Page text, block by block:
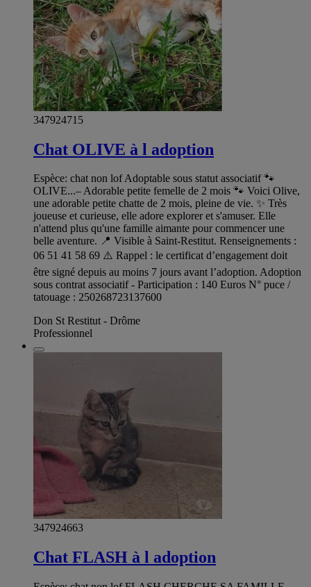
347924715
Chat OLIVE à l adoption
Espèce: chat non lof Adoptable sous statut associatif 🐾
OLIVE...– Adorable petite femelle de 2 mois 🐾 Voici Olive,
une adorable petite chatte de 2 mois, pleine de vie. ✨ Très
joueuse et curieuse, elle adore explorer et s'amuser. Elle
n'attend plus qu'une famille aimante pour commencer une
belle aventure. 📍 Visible à Saint-Restitut. Renseignements :
06 51 41 58 69 ⚠️ Rappel : le certificat d’engagement doit
être signé depuis au moins 7 jours avant l’adoption. Adoption
sous contrat associatif - Participation : 140 Euros N° puce /
tatouage : 250268723137600
Don St Restitut - Drôme
Professionnel
347924663
Chat FLASH à l adoption